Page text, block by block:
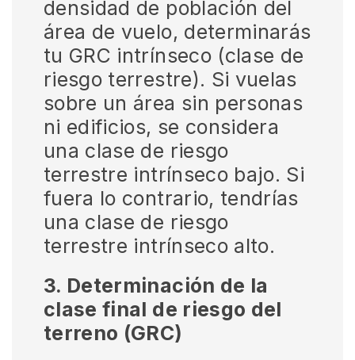
densidad de población del
área de vuelo, determinarás
tu GRC intrínseco (clase de
riesgo terrestre). Si vuelas
sobre un área sin personas
ni edificios, se considera
una clase de riesgo
terrestre intrínseco bajo. Si
fuera lo contrario, tendrías
una clase de riesgo
terrestre intrínseco alto.
3. Determinación de la
clase final de riesgo del
terreno (GRC)